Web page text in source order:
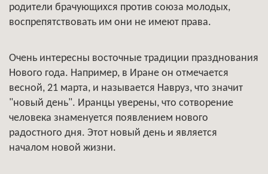
родители брачующихся против союза молодых,
воспрепятствовать им они не имеют права.
Очень интересны восточные традиции празднования
Нового года. Например, в Иране он отмечается
весной, 21 марта, и называется Навруз, что значит
"новый день". Иранцы уверены, что сотворение
человека знаменуется появлением нового
радостного дня. Этот новый день и является
началом новой жизни.